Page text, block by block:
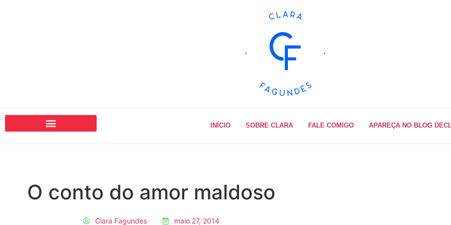
INÍCIO SOBRE CLARA FALE COMIGO APAREÇA NO BLOG
O conto do amor maldoso
Clara Fagundes maio 27, 2014